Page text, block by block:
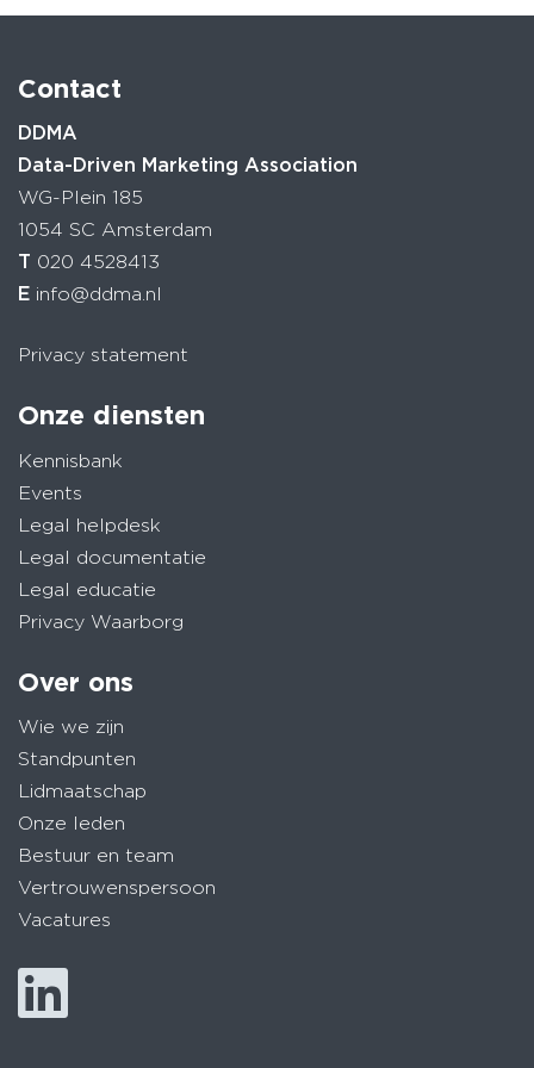
Contact
DDMA
Data-Driven Marketing Association
WG-Plein 185
1054 SC Amsterdam
T 020 4528413
E info@ddma.nl
Privacy statement
Onze diensten
Kennisbank
Events
Legal helpdesk
Legal documentatie
Legal educatie
Privacy Waarborg
Over ons
Wie we zijn
Standpunten
Lidmaatschap
Onze leden
Bestuur en team
Vertrouwenspersoon
Vacatures